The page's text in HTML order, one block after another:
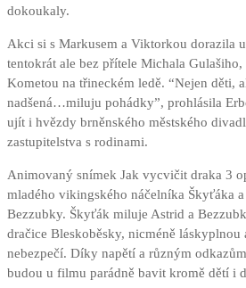
dokoukaly.
Akci si s Markusem a Viktorkou dorazila
tentokrát ale bez přítele Michala
Kometou na třineckém ledě. “Nejen děti,
nadšená…miluju pohádky”, prohlásila
ujít i hvězdy brněnského městského
zastupitelstva s rodinami.
Animovaný snímek Jak vycvičit draka 3
mladého vikingského náčelníka Škyťáka
Bezzubky. Škyťák miluje Astrid a
dračice Bleskoběsky, nicméně láskyplnou
nebezpečí. Díky napětí a různým
budou u filmu parádně bavit kromě dětí i